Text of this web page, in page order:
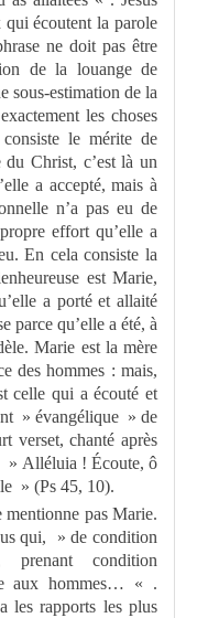
écoutent la parole
ne doit pas être
de la louange de
sous-estimation de la
les choses
le mérite de
Christ, c’est là un
a accepté, mais à
n’a pas eu de
effort qu’elle a
En cela consiste la
est Marie,
a porté et allaité
parce qu’elle a été, à
Marie est la mère
des hommes : mais,
celle qui a écouté et
» évangélique » de
verset, chanté après
» Alléluia ! Écoute, ô
» (Ps 45, 10).
mentionne pas Marie.
qui, » de condition
prenant condition
aux hommes… « .
les rapports les plus